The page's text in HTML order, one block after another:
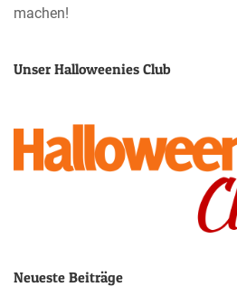
machen!
Unser Halloweenies Club
Neueste Beiträge